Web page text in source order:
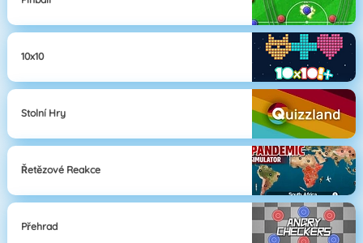
10x10
Stolní Hry
Řetězové Reakce
Přehrad